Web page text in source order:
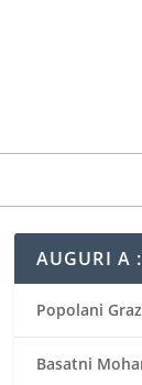
AUGURI A :
Popolani
Basatni